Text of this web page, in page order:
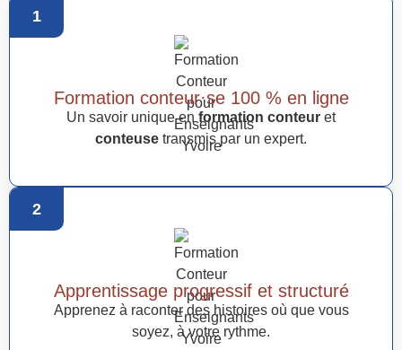
1
Formation conteur·se 100 % en ligne
Un savoir unique en formation conteur et
conteuse transmis par un expert.
2
Apprentissage progressif et structuré
Apprenez à raconter des histoires où que vous
soyez, à votre rythme.